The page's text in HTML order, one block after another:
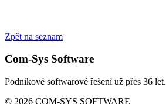
Zpět na seznam
Com-Sys Software
Podnikové softwarové řešení už přes 36 let.
© 2026 COM-SYS SOFTWARE